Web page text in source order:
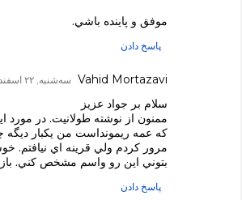
موفق و پاينده باشي.
پاسخ دادن
Vahid Mortazavi سه‌شنبه, ۲۲ اسفند, ۱۳۸۵
سلام بر جواد عزيز
ممنون از نوشته طولانيت. در مورد
كه عمه ريمونداست من يكبار ديگه
مرور كردم ولي قرينه اي نيافتم.
بتوني اين رو واسم مشخص كني.
پاسخ دادن